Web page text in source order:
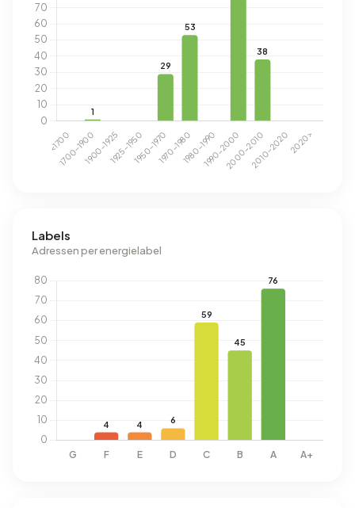
Labels
Adressen per energielabel